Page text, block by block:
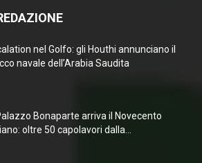
nel Golfo: gli Houthi annunciano il
navale dell’Arabia Saudita
Bonaparte arriva il Novecento
oltre 50 capolavori dalla...